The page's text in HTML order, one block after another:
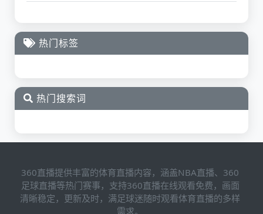
热门标签
热门搜索词
360直播提供丰富的体育直播内容，涵盖NBA直播、360
足球直播等热门赛事，支持360直播在线观看免费，画面
清晰稳定，更新及时，满足球迷随时观看体育直播的多样
需求。